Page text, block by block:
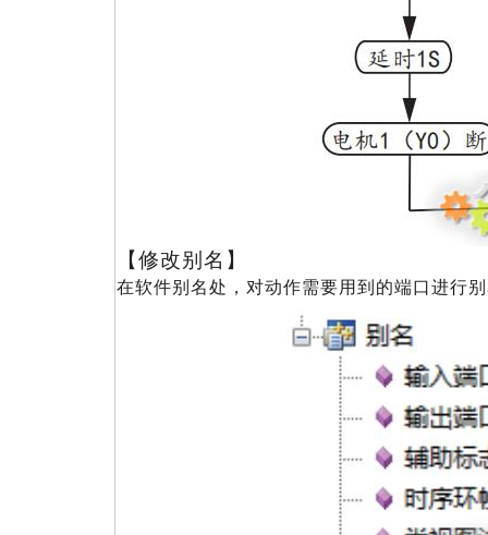
【修改别名】
在软件别名处，对动作需要用到的端口进行